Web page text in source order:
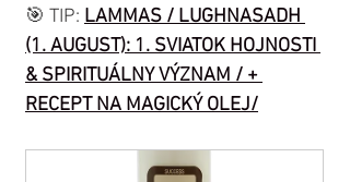
🎯 TIP: LAMMAS / LUGHNASADH
(1. AUGUST): 1. SVIATOK HOJNOSTI
& SPIRITUÁLNY VÝZNAM / +
RECEPT NA MAGICKÝ OLEJ/